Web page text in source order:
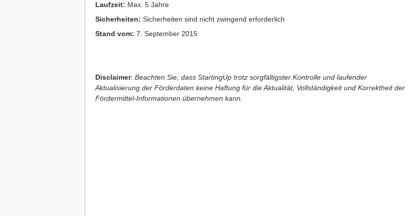
Laufzeit: Max. 5 Jahre
Sicherheiten: Sicherheiten sind nicht zwingend erforderlich
Stand vom: 7. September 2015
Disclaimer: Beachten Sie, dass StartingUp trotz sorgfältigster Kontrolle und laufender
Aktualisierung der Förderdaten keine Haftung für die Aktualität, Vollständigkeit und Korrektheit der
Fördermittel-Informationen übernehmen kann.